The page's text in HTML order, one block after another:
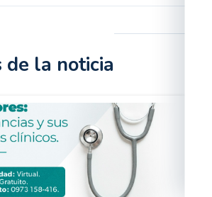
de la noticia